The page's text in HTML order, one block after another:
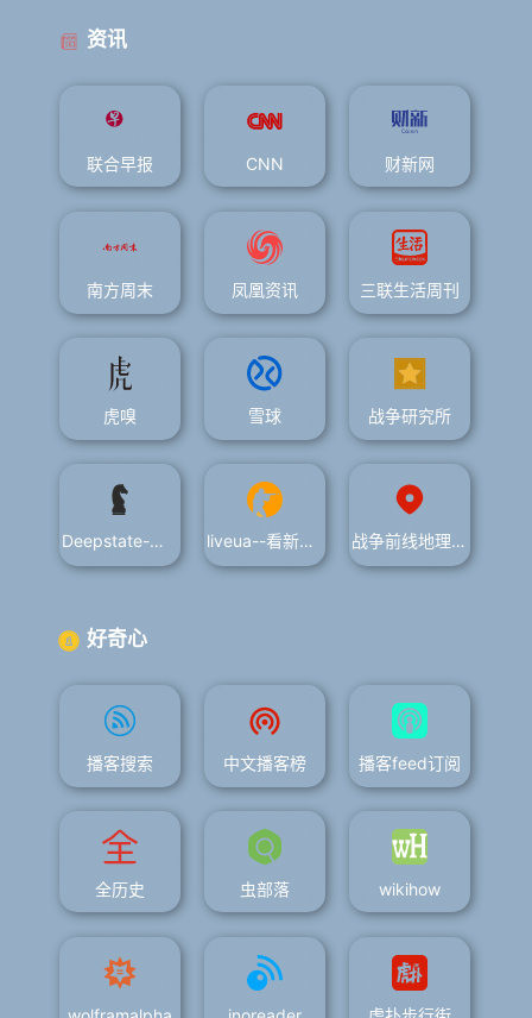
资讯
联合早报 CNN 财新网
南方周末 凤凰资讯 三联生活周刊
虎嗅 雪球 战争研究所
Deepstate-时间轴看攻防面积变化 liveua--看新闻+乌克兰战报对应位置 战争前线地理信息-加载慢
好奇心
播客搜索 中文播客榜 播客feed订阅
全历史 虫部落 wikihow